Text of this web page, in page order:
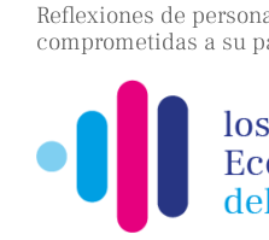
Reflexiones de
comprometidas a su